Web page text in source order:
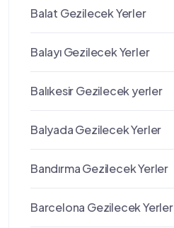
Balat Gezilecek Yerler
Balayı Gezilecek Yerler
Balıkesir Gezilecek yerler
Balyada Gezilecek Yerler
Bandırma Gezilecek Yerler
Barcelona Gezilecek Yerler